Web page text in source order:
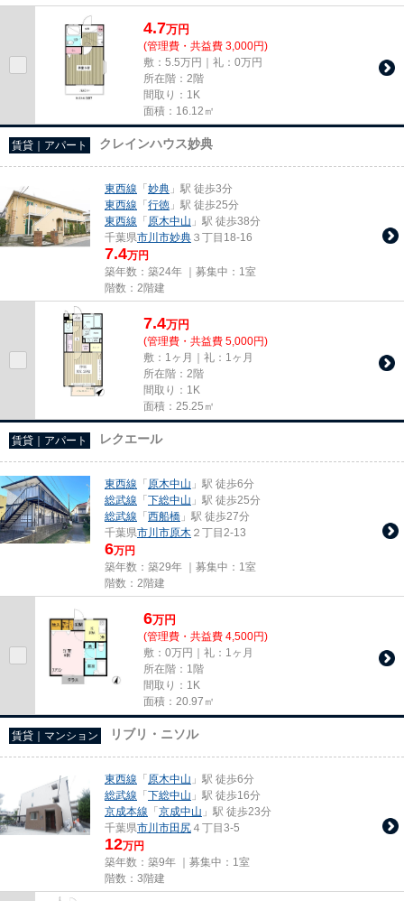
4.7万円
(管理費・共益費 3,000円)
敷：5.5万円｜礼：0万円
所在階：2階
間取り：1K
面積：16.12㎡
賃貸｜アパート クレインハウス妙典
東西線 「妙典 」駅 徒歩3分
東西線 「行徳 」駅 徒歩25分
東西線 「原木中山 」駅 徒歩38分
千葉県市川市妙典 ３丁目18-16
7.4万円
築年数：築24年 ｜募集中： 1室
階数：2階建
7.4万円
(管理費・共益費 5,000円)
敷：1ヶ月｜礼：1ヶ月
所在階：2階
間取り：1K
面積：25.25㎡
賃貸｜アパート レクエール
東西線 「原木中山 」駅 徒歩6分
総武線 「下総中山 」駅 徒歩25分
総武線 「西船橋 」駅 徒歩27分
千葉県市川市原木 ２丁目2-13
6万円
築年数：築29年 ｜募集中： 1室
階数：2階建
6万円
(管理費・共益費 4,500円)
敷：0万円｜礼：1ヶ月
所在階：1階
間取り：1K
面積：20.97㎡
賃貸｜マンション リブリ・ニソル
東西線 「原木中山 」駅 徒歩6分
総武線 「下総中山 」駅 徒歩16分
京成本線 「京成中山 」駅 徒歩23分
千葉県市川市田尻 ４丁目3-5
12万円
築年数：築9年 ｜募集中： 1室
階数：3階建